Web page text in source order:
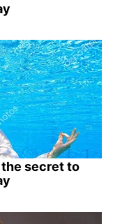
secret to